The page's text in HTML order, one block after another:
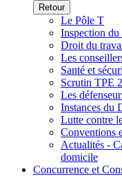
Retour
Le Pôle T
Inspection du
Droit du
Les
Santé et
Scrutin TPE
Les
Instances du
Lutte contre
Conventions
Actualités -
domicile
Concurrence et